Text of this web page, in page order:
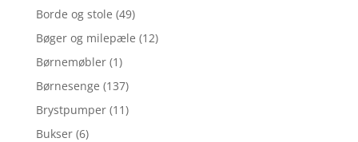
Borde og stole (49)
Bøger og milepæle (12)
Børnemøbler (1)
Børnesenge (137)
Brystpumper (11)
Bukser (6)